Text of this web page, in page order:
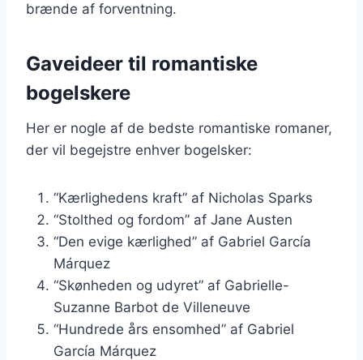
brænde af forventning.
Gaveideer til romantiske
bogelskere
Her er nogle af de bedste romantiske romaner,
der vil begejstre enhver bogelsker:
“Kærlighedens kraft” af Nicholas Sparks
“Stolthed og fordom” af Jane Austen
“Den evige kærlighed” af Gabriel García
Márquez
“Skønheden og udyret” af Gabrielle-
Suzanne Barbot de Villeneuve
“Hundrede års ensomhed” af Gabriel
García Márquez